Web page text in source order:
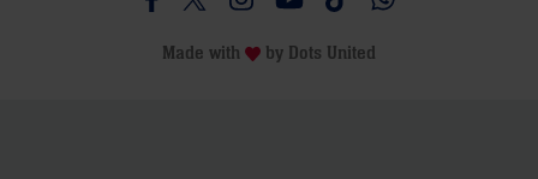
Besucht uns auf Facebook
Besucht uns auf Twitter
Besucht uns auf Instagram
Besucht uns auf Youtube
Besucht uns auf
Besucht uns auf
Made with by Dots United